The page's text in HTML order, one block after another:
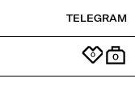
TELEGRAM
0